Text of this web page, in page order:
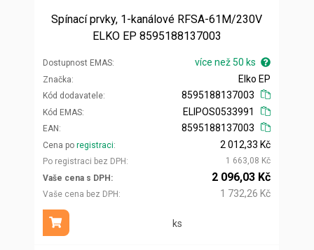
Spínací prvky, 1-kanálové RFSA-61M/230V
ELKO EP 8595188137003
Dostupnost EMAS více než 50 ks
Značka
Kód dodavatele
Elko EP
8595188137003
Kód EMAS
EAN
ELIPOS0533991
8595188137003
Cena po registraci
Po registraci bez DPH
2 012,33 Kč
1 663,08 Kč
Vaše cena s DPH
Vaše cena bez DPH
2 096,03 Kč
1 732,26 Kč
ks
Přidat do košíku